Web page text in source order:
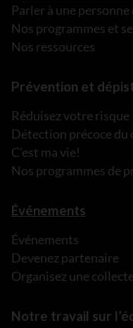
Parler à une
Nos programmes et
Nos ressources
Prévention et
Réduisez votre risque
Détection précoce du
C’est ma vie!
Nos programmes de
Événements
Événements
Devenez partenaire
Organisez une
Notre travail sur